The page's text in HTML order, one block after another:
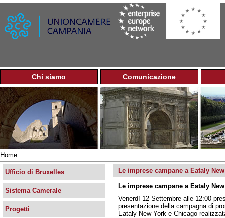
Jump to navigation
M
e
n
u
p
r
n
c
p
a
e
Chi siamo Comunicazione
Tu
sei
qui
Home
Le imprese campane a Eataly
Le imprese campane a Eataly
Venerdì 12 Settembre alle 12:00
presentazione della campagna di
Eataly New York e Chicago
Ufficio di Bruxelles
Sistema Camerale
Progetti